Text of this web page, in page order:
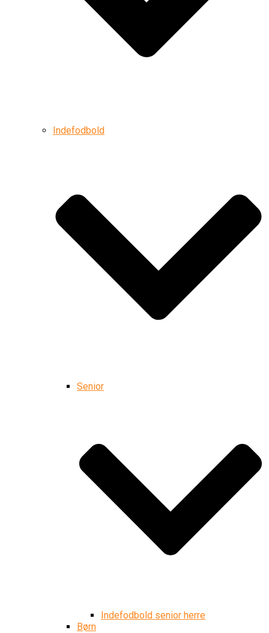
Indefodbold
Senior
Indefodbold senior herre
Børn